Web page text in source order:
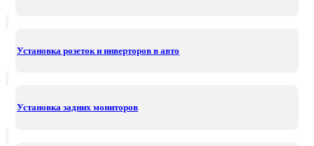
Установка розеток и инверторов в авто
Установка задних мониторов